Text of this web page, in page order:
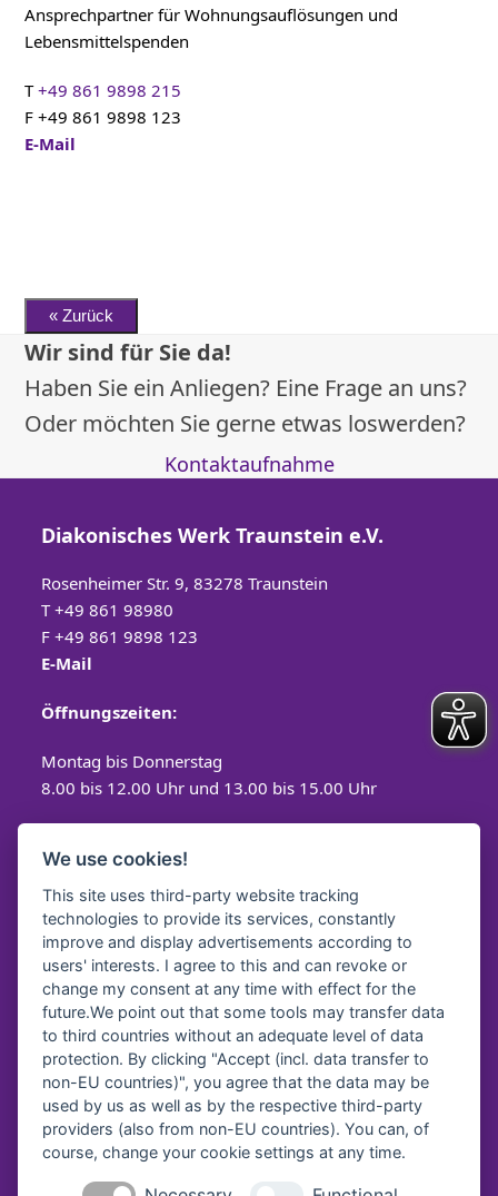
Ansprechpartner für Wohnungsauflösungen und
Lebensmittelspenden
T+49 861 9898 215
F +49 861 9898 123
E-Mail
Wir sind für Sie da!
Haben Sie ein Anliegen? Eine Frage an uns?
Oder möchten Sie gerne etwas loswerden?
Kontaktaufnahme
Diakonisches Werk Traunstein e.V.
Rosenheimer Str. 9, 83278 Traunstein
T+49 861 98980
F +49 861 9898 123
E-Mail
Öffnungszeiten:
Montag bis Donnerstag
8.00 bis 12.00 Uhr und 13.00 bis 15.00 Uhr
8.00 bis 12.00 Uhr
Spendenkonto
Diakonisches Werk Traunstein e.V.
Kreissparkasse Traunstein-Trostberg
IBAN:DE64 7105 2050 0040 7535 92
BIC:BYLADEM1TST
Diakonie Service & Pflege gGmbH
We use cookies!
This site uses third-party website tracking
technologies to provide its services, constantly
improve and display advertisements according to
users' interests. I agree to this and can revoke or
change my consent at any time with effect for the
future.We point out that some tools may transfer data
to third countries without an adequate level of data
protection. By clicking "Accept (incl. data transfer to
non-EU countries)", you agree that the data may be
used by us as well as by the respective third-party
providers (also from non-EU countries). You can, of
course, change your cookie settings at any time.